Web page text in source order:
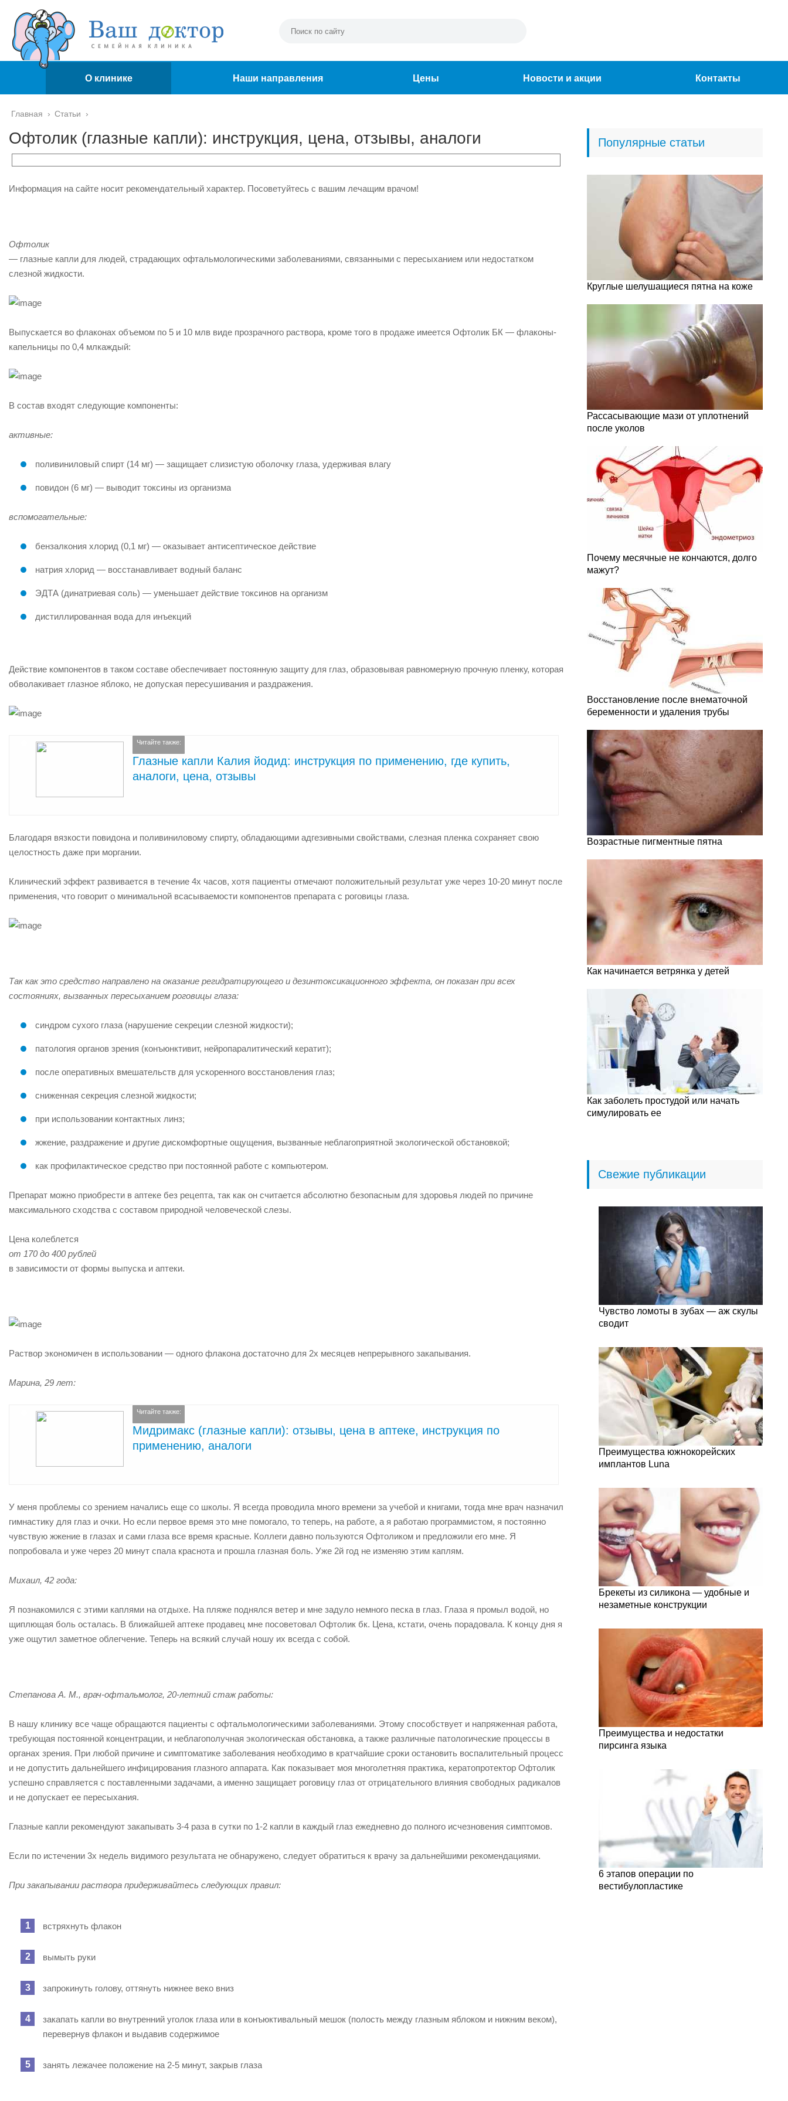
О клинике Наши направления Цены Новости и акции Контакты
Главная › Статьи ›
Офтолик (глазные капли): инструкция, цена, отзывы, аналоги
Информация на сайте носит рекомендательный характер. Посоветуйтесь с вашим лечащим врачом!
Офтолик
— глазные капли для людей, страдающих офтальмологическими заболеваниями, связанными с пересыханием или недостатком
слезной жидкости.
Выпускается во флаконах объемом по 5 и 10 млв виде прозрачного раствора, кроме того в продаже имеется Офтолик БК — флаконы-
капельницы по 0,4 млкаждый:
В состав входят следующие компоненты:
активные:
поливиниловый спирт (14 мг) — защищает слизистую оболочку глаза, удерживая влагу
повидон (6 мг) — выводит токсины из организма
вспомогательные:
бензалкония хлорид (0,1 мг) — оказывает антисептическое действие
натрия хлорид — восстанавливает водный баланс
ЭДТА (динатриевая соль) — уменьшает действие токсинов на организм
дистиллированная вода для инъекций
Действие компонентов в таком составе обеспечивает постоянную защиту для глаз, образовывая равномерную прочную пленку, которая
обволакивает глазное яблоко, не допуская пересушивания и раздражения.
Читайте также:
Глазные капли Калия йодид: инструкция по применению, где купить,
аналоги, цена, отзывы
Благодаря вязкости повидона и поливиниловому спирту, обладающими адгезивными свойствами, слезная пленка сохраняет свою
целостность даже при моргании.
Клинический эффект развивается в течение 4х часов, хотя пациенты отмечают положительный результат уже через 10-20 минут после
применения, что говорит о минимальной всасываемости компонентов препарата с роговицы глаза.
Так как это средство направлено на оказание регидратирующего и дезинтоксикационного эффекта, он показан при всех
состояниях, вызванных пересыханием роговицы глаза:
синдром сухого глаза (нарушение секреции слезной жидкости);
патология органов зрения (конъюнктивит, нейропаралитический кератит);
после оперативных вмешательств для ускоренного восстановления глаз;
сниженная секреция слезной жидкости;
при использовании контактных линз;
жжение, раздражение и другие дискомфортные ощущения, вызванные неблагоприятной экологической обстановкой;
как профилактическое средство при постоянной работе с компьютером.
Препарат можно приобрести в аптеке без рецепта, так как он считается абсолютно безопасным для здоровья людей по причине
максимального сходства с составом природной человеческой слезы.
Цена колеблется
от 170 до 400 рублей
в зависимости от формы выпуска и аптеки.
Раствор экономичен в использовании — одного флакона достаточно для 2х месяцев непрерывного закапывания.
Марина, 29 лет:
Читайте также:
Мидримакс (глазные капли): отзывы, цена в аптеке, инструкция по
применению, аналоги
У меня проблемы со зрением начались еще со школы. Я всегда проводила много времени за учебой и книгами, тогда мне врач назначил
гимнастику для глаз и очки. Но если первое время это мне помогало, то теперь, на работе, а я работаю программистом, я постоянно
чувствую жжение в глазах и сами глаза все время красные. Коллеги давно пользуются Офтоликом и предложили его мне. Я
попробовала и уже через 20 минут спала краснота и прошла глазная боль. Уже 2й год не изменяю этим каплям.
Михаил, 42 года:
Я познакомился с этими каплями на отдыхе. На пляже поднялся ветер и мне задуло немного песка в глаз. Глаза я промыл водой, но
щиплющая боль осталась. В ближайшей аптеке продавец мне посоветовал Офтолик бк. Цена, кстати, очень порадовала. К концу дня я
уже ощутил заметное облегчение. Теперь на всякий случай ношу их всегда с собой.
Степанова А. М., врач-офтальмолог, 20-летний стаж работы:
В нашу клинику все чаще обращаются пациенты с офтальмологическими заболеваниями. Этому способствует и напряженная работа,
требующая постоянной концентрации, и неблагополучная экологическая обстановка, а также различные патологические процессы в
органах зрения. При любой причине и симптоматике заболевания необходимо в кратчайшие сроки остановить воспалительный процесс
и не допустить дальнейшего инфицирования глазного аппарата. Как показывает моя многолетняя практика, кератопротектор Офтолик
успешно справляется с поставленными задачами, а именно защищает роговицу глаз от отрицательного влияния свободных радикалов
и не допускает ее пересыхания.
Глазные капли рекомендуют закапывать 3-4 раза в сутки по 1-2 капли в каждый глаз ежедневно до полного исчезновения симптомов.
Если по истечении 3х недель видимого результата не обнаружено, следует обратиться к врачу за дальнейшими рекомендациями.
При закапывании раствора придерживайтесь следующих правил:
встряхнуть флакон
вымыть руки
запрокинуть голову, оттянуть нижнее веко вниз
закапать капли во внутренний уголок глаза или в конъюктивальный мешок (полость между глазным яблоком и нижним веком),
перевернув флакон и выдавив содержимое
занять лежачее положение на 2-5 минут, закрыв глаза
Популярные статьи
Круглые шелушащиеся пятна на коже
Рассасывающие мази от уплотнений
после уколов
Почему месячные не кончаются, долго
мажут?
Восстановление после внематочной
беременности и удаления трубы
Возрастные пигментные пятна
Как начинается ветрянка у детей
Как заболеть простудой или начать
симулировать ее
Свежие публикации
Чувство ломоты в зубах — аж скулы
сводит
Преимущества южнокорейских
имплантов Luna
Брекеты из силикона — удобные и
незаметные конструкции
Преимущества и недостатки
пирсинга языка
6 этапов операции по
вестибулопластике